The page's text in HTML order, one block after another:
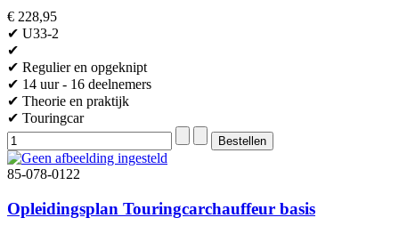
€ 228,95
✔ U33-2
✔
✔ Regulier en opgeknipt
✔ 14 uur - 16 deelnemers
✔ Theorie en praktijk
✔ Touringcar
85-078-0122
Opleidingsplan Touringcarchauffeur basis